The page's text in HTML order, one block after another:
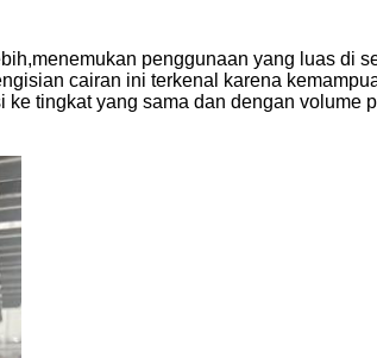
penggunaan yang luas di
cairan ini terkenal karena
tingkat yang sama dan dengan volume